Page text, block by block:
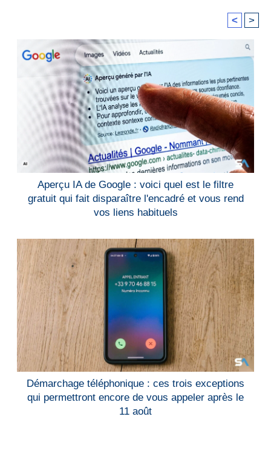
< >
Aperçu IA de Google : voici quel est le filtre
gratuit qui fait disparaître l'encadré et vous rend
vos liens habituels
Démarchage téléphonique : ces trois exceptions
qui permettront encore de vous appeler après le
11 août